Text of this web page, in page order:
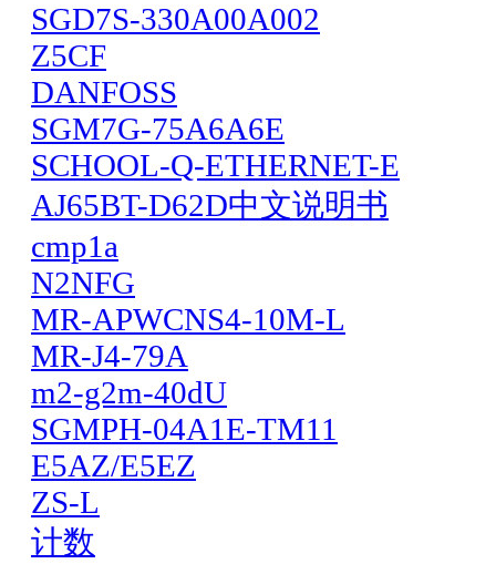
SGD7S-330A00A002
Z5CF
DANFOSS
SGM7G-75A6A6E
SCHOOL-Q-ETHERNET-E
AJ65BT-D62D中文说明书
cmp1a
N2NFG
MR-APWCNS4-10M-L
MR-J4-79A
m2-g2m-40dU
SGMPH-04A1E-TM11
E5AZ/E5EZ
ZS-L
计数